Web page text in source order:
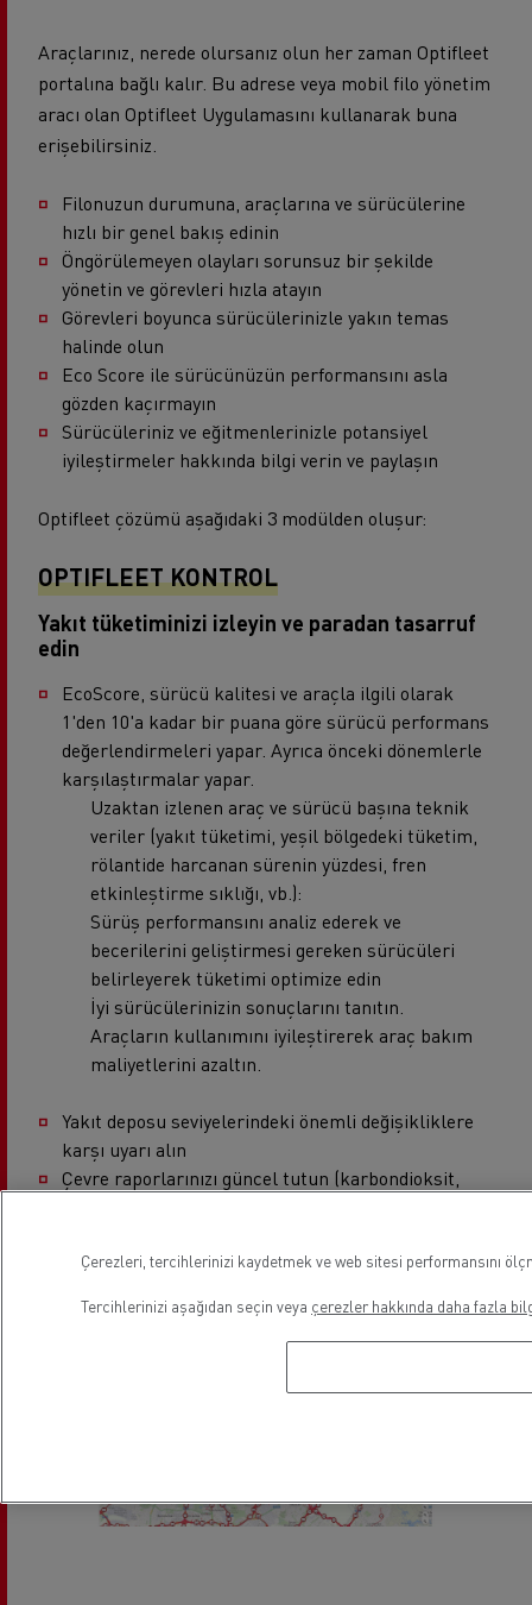
Araçlarınız, nerede olursanız olun her zaman Optifleet
portalına bağlı kalır. Bu adrese veya mobil filo yönetim
aracı olan Optifleet Uygulamasını kullanarak buna
erişebilirsiniz.
Filonuzun durumuna, araçlarına ve sürücülerine
hızlı bir genel bakış edinin
Öngörülemeyen olayları sorunsuz bir şekilde
yönetin ve görevleri hızla atayın
Görevleri boyunca sürücülerinizle yakın temas
halinde olun
Eco Score ile sürücünüzün performansını asla
gözden kaçırmayın
Sürücüleriniz ve eğitmenlerinizle potansiyel
iyileştirmeler hakkında bilgi verin ve paylaşın
Optifleet çözümü aşağıdaki 3 modülden oluşur:
OPTIFLEET KONTROL
Yakıt tüketiminizi izleyin ve paradan tasarruf
edin
EcoScore, sürücü kalitesi ve araçla ilgili olarak
1'den 10'a kadar bir puana göre sürücü performans
değerlendirmeleri yapar. Ayrıca önceki dönemlerle
karşılaştırmalar yapar.
Uzaktan izlenen araç ve sürücü başına teknik
veriler (yakıt tüketimi, yeşil bölgedeki tüketim,
rölantide harcanan sürenin yüzdesi, fren
etkinleştirme sıklığı, vb.):
Sürüş performansını analiz ederek ve
becerilerini geliştirmesi gereken sürücüleri
belirleyerek tüketimi optimize edin
İyi sürücülerinizin sonuçlarını tanıtın.
Araçların kullanımını iyileştirerek araç bakım
maliyetlerini azaltın.
Yakıt deposu seviyelerindeki önemli değişikliklere
karşı uyarı alın
Çevre raporlarınızı güncel tutun (karbondioksit,
posta adresleri aracılığıyla otomatik olarak alın.
Çerezleri, tercihlerinizi kaydetmek ve web sitesi performansını
Tercihlerinizi aşağıdan seçin veya çerezler hakkında daha fazla